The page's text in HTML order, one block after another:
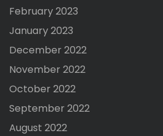
February 2023
January 2023
December 2022
November 2022
October 2022
September 2022
August 2022